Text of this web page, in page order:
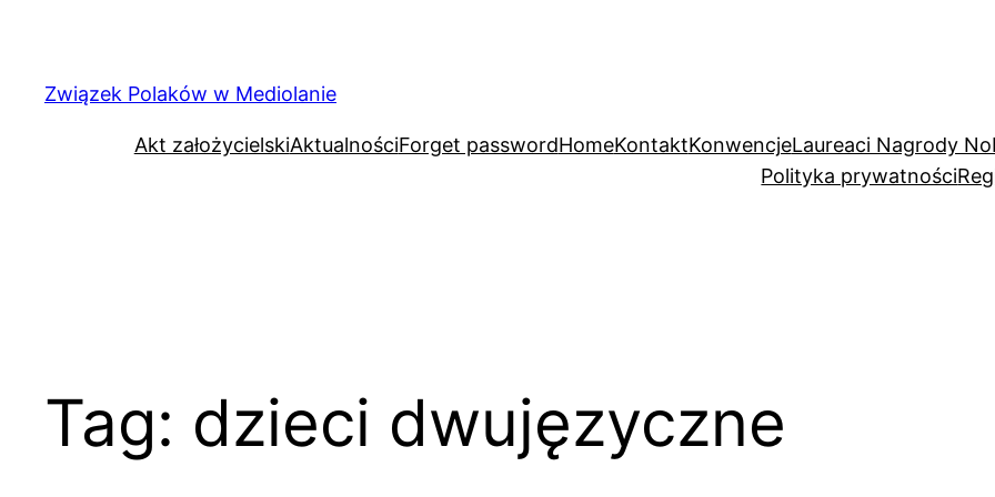
Związek Polaków w Mediolanie
Akt założycielskiAktualnościForget passwordHomeKontaktKonwencjeLaureaci Nagrody
Polityka prywatności
Tag: dzieci dwujęzyczne